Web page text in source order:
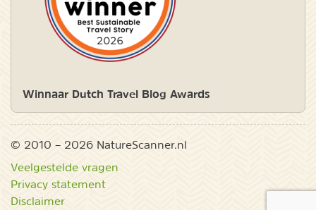
Winnaar Dutch Travel Blog Awards
© 2010 – 2026 NatureScanner.nl
Veelgestelde vragen
Privacy statement
Disclaimer